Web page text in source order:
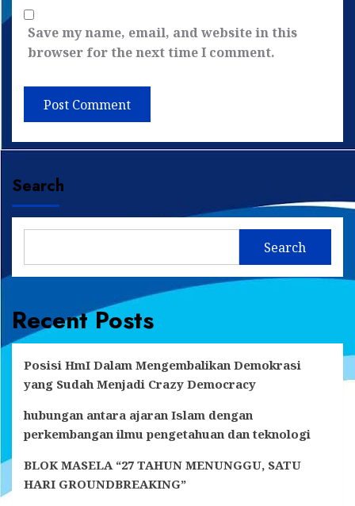
Save my name, email, and website in this
browser for the next time I comment.
Search
Search
Recent Posts
Posisi HmI Dalam Mengembalikan Demokrasi
yang Sudah Menjadi Crazy Democracy
hubungan antara ajaran Islam dengan
perkembangan ilmu pengetahuan dan teknologi
BLOK MASELA “27 TAHUN MENUNGGU, SATU
HARI GROUNDBREAKING”